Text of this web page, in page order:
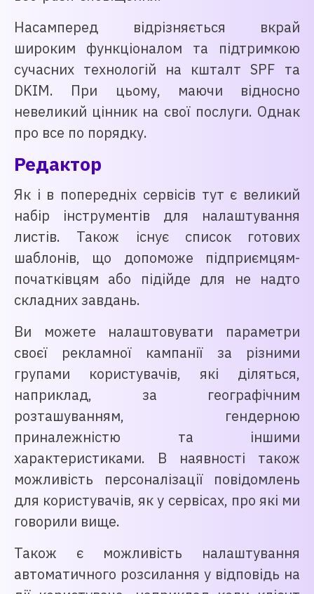
Насамперед відрізняється вкрай
широким функціоналом та підтримкою
сучасних технологій на кшталт SPF та
DKIM. При цьому, маючи відносно
невеликий цінник на свої послуги. Однак
про все по порядку.
Редактор
Як і в попередніх сервісів тут є великий
набір інструментів для налаштування
листів. Також існує список готових
шаблонів, що допоможе підприємцям-
початківцям або підійде для не надто
складних завдань.
Ви можете налаштовувати параметри
своєї рекламної кампанії за різними
групами користувачів, які діляться,
наприклад, за географічним
розташуванням, гендерною
приналежністю та іншими
характеристиками. В наявності також
можливість персоналізації повідомлень
для користувачів, як у сервісах, про які ми
говорили вище.
Також є можливість налаштування
автоматичного розсилання у відповідь на